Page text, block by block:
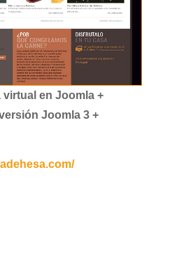
virtual en Joomla +
Joomla 3 +